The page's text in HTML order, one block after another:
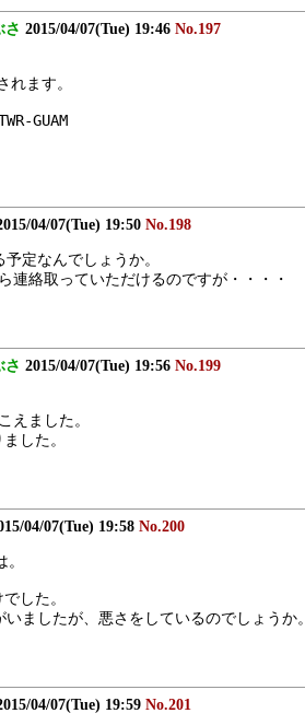
さ 2015/04/07(Tue) 19:46 No.197
ます。
GUAM
04/07(Tue) 19:50 No.198
定なんでしょうか。
連絡取っていただけるのですが・・・・
さ 2015/04/07(Tue) 19:56 No.199
えました。
した。
04/07(Tue) 19:58 No.200
した。
ましたが、悪さをしているのでしょうか。
04/07(Tue) 19:59 No.201